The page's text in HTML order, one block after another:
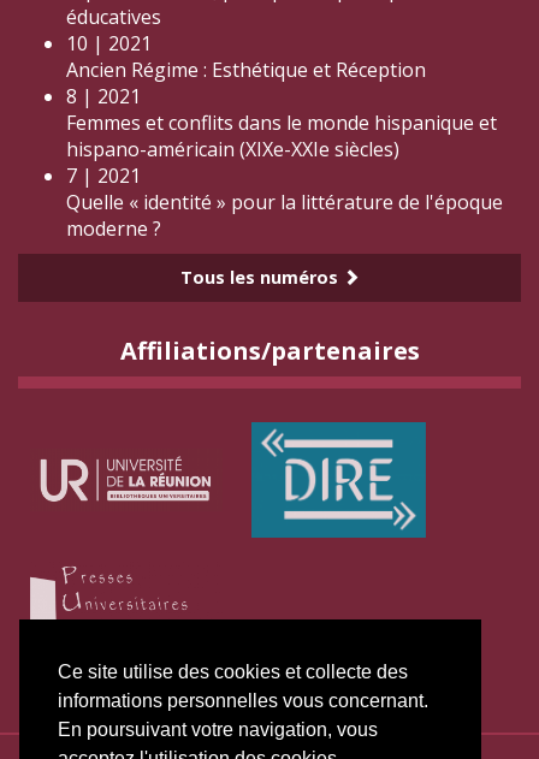
Ce site utilise des cookies et collecte des
informations personnelles vous concernant.
En poursuivant votre navigation, vous
éducatives
10 | 2021
Ancien Régime : Esthétique et Réception
8 | 2021
Femmes et conflits dans le monde hispanique et
hispano-américain (XIXe-XXIe siècles)
7 | 2021
Quelle « identité » pour la littérature de l'époque
moderne ?
Tous les numéros
Affiliations/partenaires